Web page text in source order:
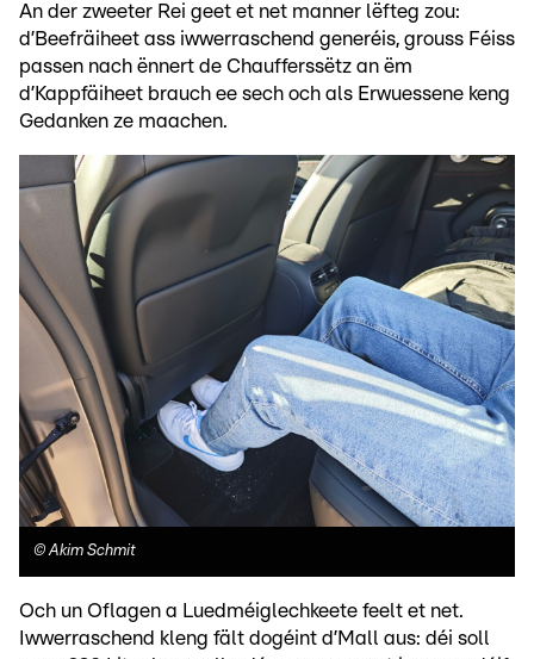
An der zweeter Rei geet et net manner lëfteg zou:
d’Beefräiheet ass iwwerraschend generéis, grouss Féiss
passen nach ënnert de Chaufferssëtz an ëm
d’Kappfäiheet brauch ee sech och als Erwuessene keng
Gedanken ze maachen.
©Akim Schmit
Och un Oflagen a Luedméiglechkeete feelt et net.
Iwwerraschend kleng fält dogéint d’Mall aus: déi soll